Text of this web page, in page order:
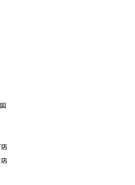
店
店